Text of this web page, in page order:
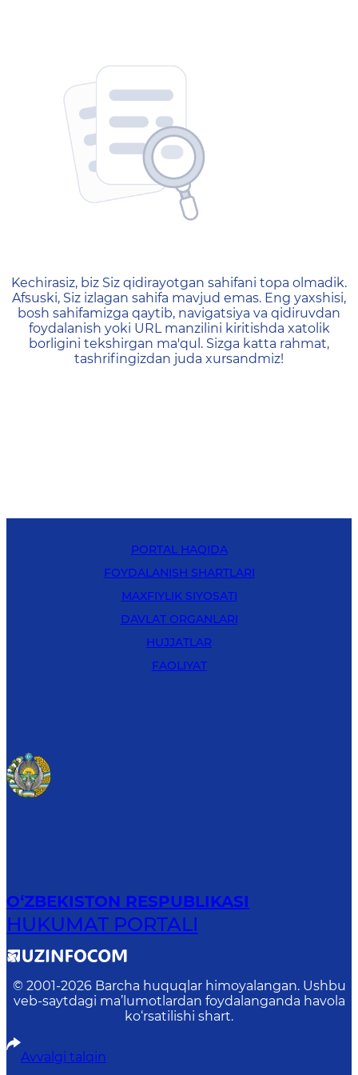
404 — Страница не
Kechirasiz, biz Siz qidirayotgan sahifani topa olmadik.
Afsuski, Siz izlagan sahifa mavjud emas. Eng yaxshisi,
bosh sahifamizga qaytib, navigatsiya va qidiruvdan
foydalanish yoki URL manzilini kiritishda xatolik
borligini tekshirgan ma'qul. Sizga katta rahmat,
tashrifingizdan juda xursandmiz!
PORTAL HAQIDA
FOYDALANISH SHARTLARI
MAXFIYLIK SIYOSATI
DAVLAT ORGANLARI
HUJJATLAR
FAOLIYAT
O‘ZBEKISTON RESPUBLIKASI
HUKUMAT PORTALI
© 2001-2026 Barcha huquqlar himoyalangan. Ushbu
veb-saytdagi ma’lumotlardan foydalanganda havola
ko‘rsatilishi shart.
Avvalgi talqin